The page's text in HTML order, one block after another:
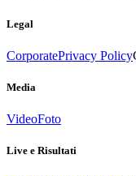
Legal
CorporatePrivacy Policy
Media
VideoFoto
Live e Risultati